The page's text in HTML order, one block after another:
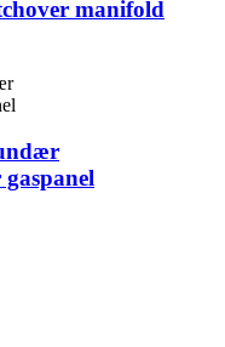
manifold